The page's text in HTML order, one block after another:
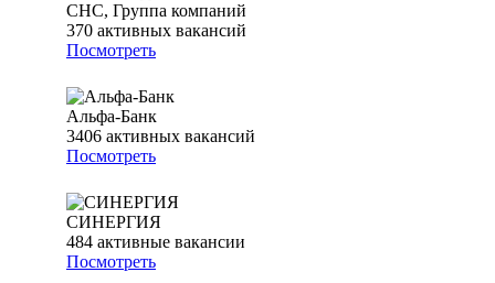
СНС, Группа компаний
370 активных вакансий
Посмотреть
Альфа-Банк
3406 активных вакансий
Посмотреть
СИНЕРГИЯ
484 активные вакансии
Посмотреть